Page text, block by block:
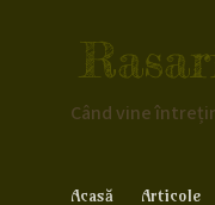
Când vine
Acasă Articole